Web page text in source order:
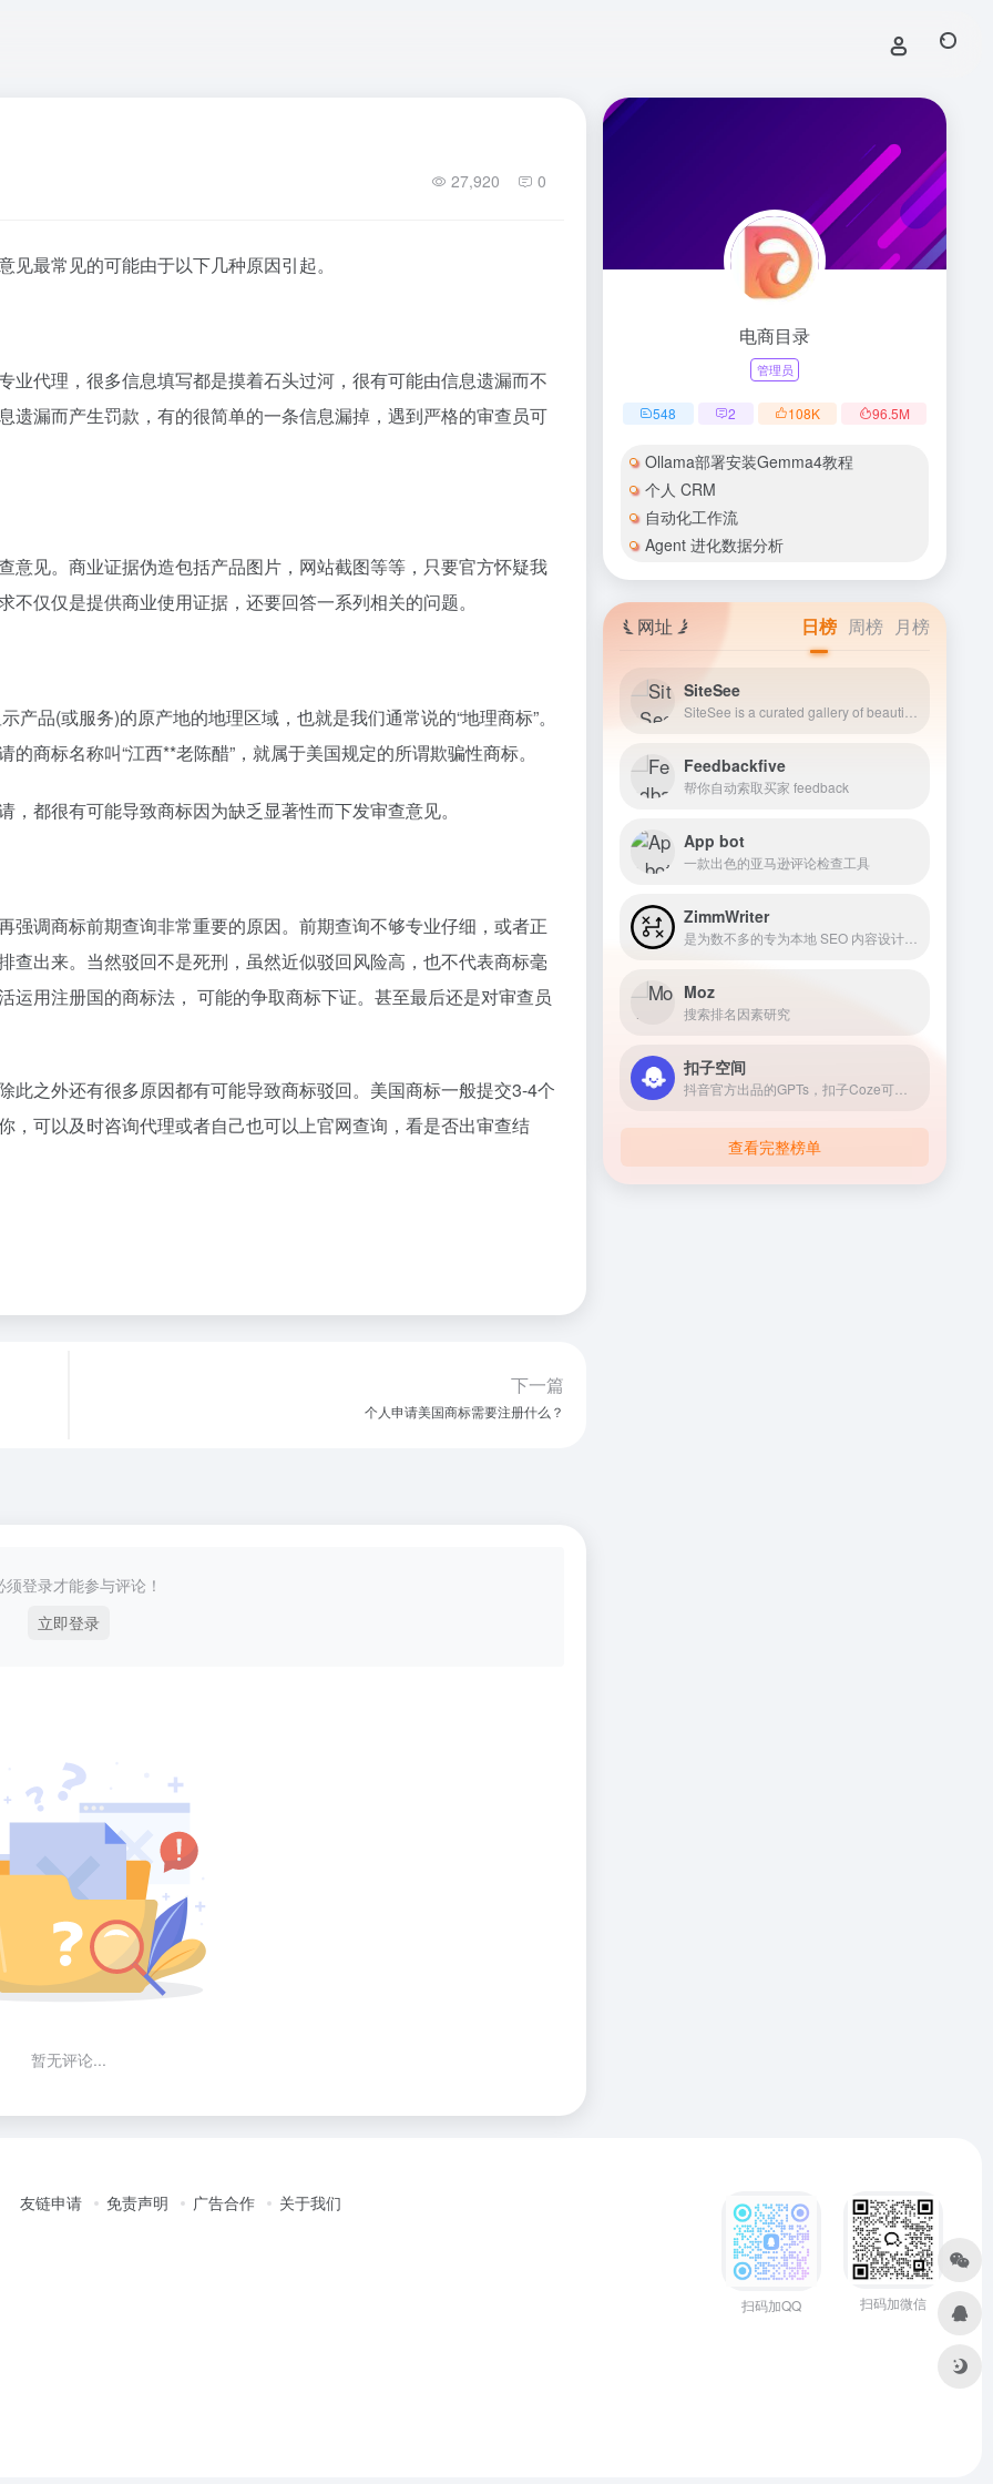
27,920 0
最常见的可能由于以下几种原因引起。
代理，很多信息填写都是摸着石头过河，很有可能由信息遗漏而不
遗漏而产生罚款，有的很简单的一条信息漏掉，遇到严格的审查员可
意见。商业证据伪造包括产品图片，网站截图等等，只要官方怀疑我
仅仅是提供商业使用证据，还要回答一系列相关的问题。
产品(或服务)的原产地的地理区域，也就是我们通常说的“地理商标”。
商标名称叫“江西**老陈醋”，就属于美国规定的所谓欺骗性商标。
都很有可能导致商标因为缺乏显著性而下发审查意见。
调商标前期查询非常重要的原因。前期查询不够专业仔细，或者正
出来。当然驳回不是死刑，虽然近似驳回风险高，也不代表商标毫
用注册国的商标法， 可能的争取商标下证。甚至最后还是对审查员
之外还有很多原因都有可能导致商标驳回。美国商标一般提交3-4个
，可以及时咨询代理或者自己也可以上官网查询，看是否出审查结
下一篇
个人申请美国商标需要注册什么？
须登录才能参与评论！
立即登录
暂无评论...
电商目录
管理员
548 2 108K 96.5M
Ollama部署安装Gemma4教程
个人 CRM
自动化工作流
Agent 进化数据分析
网址 日榜 周榜 月榜
SiteSee
Feedbackfive
帮你自动索取买家 feedback
App bot
一款出色的亚马逊评论检查工具
ZimmWriter
Moz
搜索排名因素研究
扣子空间
查看完整榜单
友链申请 免责声明 广告合作 关于我们
扫码加QQ 扫码加微信